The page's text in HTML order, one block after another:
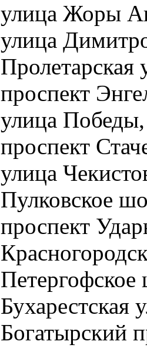
улица Жоры
улица
Пролетарская
проспект
улица
проспект
улица
Пулковское
проспект
Петергофское
Бухарестская
Богатырский